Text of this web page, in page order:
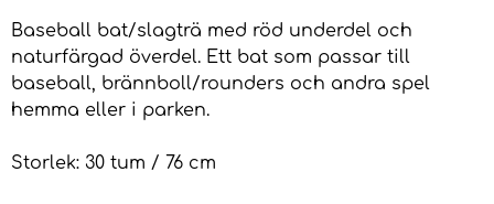
Baseball bat/slagträ med röd underdel och
naturfärgad överdel. Ett bat som passar till
baseball, brännboll/rounders och andra spel
hemma eller i parken.
Storlek: 30 tum / 76 cm